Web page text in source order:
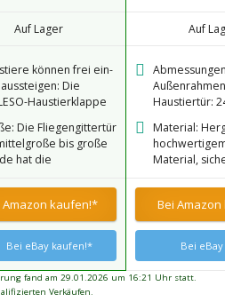
Auf Lager Auf
können frei ein-
Die
Haustierklappe
mit einem
ausgestattet
automatisch.
der Klappe
Ihnen, die
zu
damit Ihr
zu Hause bleibt,
Sie nicht zu Hause
Die Fliegengittertür
bis große
hat die
34 cm
cm. Bitte wählen Sie
geeigneten
der Größe
Haustiertür:
cm.
und mittlere
Material:
Material,
Amazon kaufen!*
Bei eBay kaufen!*
Bei
Bei
fand am 29.01.2026 um 16:21 Uhr statt.
Verkäufen.